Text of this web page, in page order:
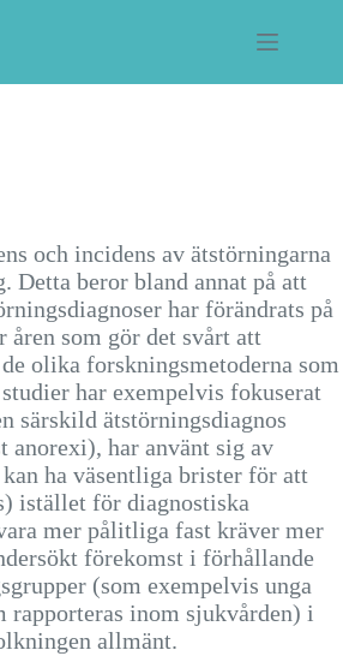
och incidens av ätstörningarna
Detta beror bland annat på att
har förändrats på
åren som gör det svårt att
olika forskningsmetoderna som
har exempelvis fokuserat
särskild ätstörningsdiagnos
anorexi), har använt sig av
ha väsentliga brister för att
istället för diagnostiska
mer pålitliga fast kräver mer
förekomst i förhållande
(som exempelvis unga
rapporteras inom sjukvården) i
allmänt.